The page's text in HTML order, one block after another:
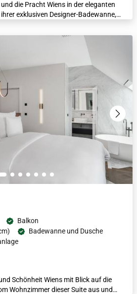
die Pracht Wiens in der eleganten
exklusiven Designer-Badewanne,
befindet. Der Blick auf die Dächer der
und sie können sich mit
Böden und einer Nespresso
Balkon
Badewanne und Dusche
Schönheit Wiens mit Blick auf die
Wohnzimmer dieser Suite aus und